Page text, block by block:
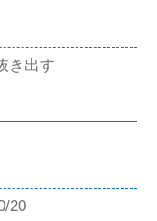
き出す
20